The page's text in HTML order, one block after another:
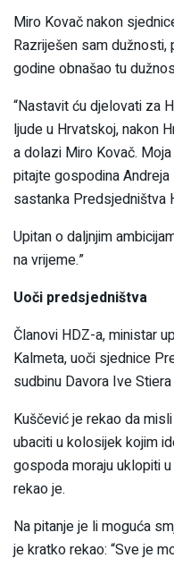
Miro Kovač nakon
Razriješen sam
godine obnašao tu
“Nastavit ću djelovati za
ljude u Hrvatskoj, nakon
a dolazi Miro Kovač.
pitajte gospodina
sastanka Predsjedništva
Upitan o daljnjim
na vrijeme.”
Uoči predsjedništva
Članovi HDZ-a, ministar
Kalmeta, uoči sjednice
sudbinu Davora Ive
Kuščević je rekao da
ubaciti u kolosijek kojim
gospoda moraju uklopiti
rekao je.
Na pitanje je li moguća
je kratko rekao: “Sve je